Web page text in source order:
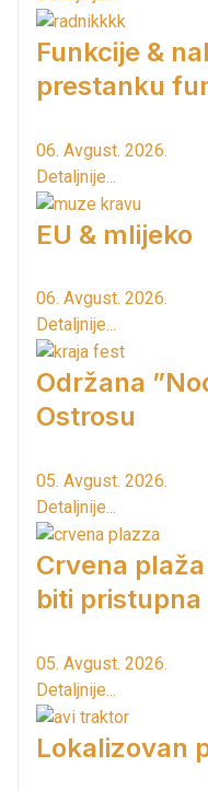
Funkcije &
prestanku
06. Avgust. 2026.
Detaljnije...
EU & mlijeko
06. Avgust. 2026.
Detaljnije...
Održana
Ostrosu
05. Avgust. 2026.
Detaljnije...
Crvena
biti
05. Avgust. 2026.
Detaljnije...
Lokalizovan